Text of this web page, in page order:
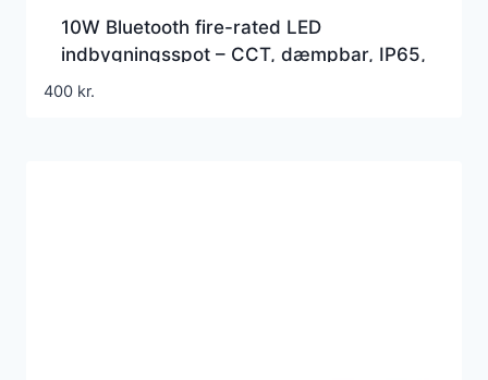
10W Bluetooth fire-rated LED
indbygningsspot – CCT, dæmpbar, IP65,
hvid, Smart Home, 5 års garanti
400 kr.